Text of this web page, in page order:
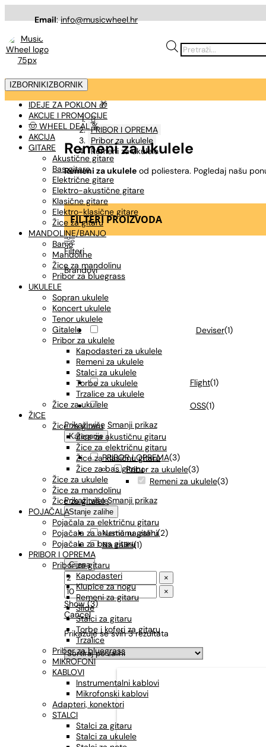
Email: info@musicwheel.hr
Products
search
IZBORNIK IZBORNIK
IDEJE ZA POKLON 🎁
AKCIJE I PROMOCIJE
🤠 WHEEL DEAL %
AKCIJA
GITARE
Akustične gitare
Bas gitare
Električne gitare
Elektro-akustične gitare
Klasične gitare
Elektro-klasične gitare
Žice za gitaru
MANDOLINE/BANJO
Banjo
Mandoline
Žice za mandolinu
Pribor za bluegrass
UKULELE
Sopran ukulele
Koncert ukulele
Tenor ukulele
Gitalele
Pribor za ukulele
Kapodasteri za ukulele
Remeni za ukulele
Stalci za ukulele
Torbe za ukulele
Trzalice za ukulele
Žice za ukulele
ŽICE
Žice za gitaru
Žice za akustičnu gitaru
Žice za električnu gitaru
Žice za klasičnu gitaru
Žice za bas gitaru
Žice za ukulele
Žice za mandolinu
Žice za gitalele
POJAČALA
Pojačala za električnu gitaru
Pojačala za akustičnu gitaru
Pojačala za bas gitaru
PRIBOR I OPREMA
Pribor za gitaru
Kapodasteri
Klupice za nogu
Remeni za gitaru
Slide
Stalci za gitaru
Torbe i koferi za gitaru
Trzalice
Pribor za bluegrass
MIKROFONI
KABLOVI
Instrumentalni kablovi
Mikrofonski kablovi
Adapteri, konektori
STALCI
Stalci za gitaru
Stalci za ukulele

PRIBOR I OPREMA
Pribor za ukulele
Remeni za ukulele
Remeni za ukulele
Remeni za ukuleleod poliestera. Pogledaj našu
FILTERI PROIZVODA
Filteri
Brandovi
Deviser(1)
Flight(1)
OSS(1)
Prikaži više Smanji prikaz
Kategorije
PRIBOR I OPREMA(3)
Pribor za ukulele(3)
Remeni za ukulele(3)
Prikaži više Smanji prikaz
Stanje zalihe
Nema na zalihi(2)
Na zalihi(1)
Cijena
×
×
Show(3)
Cancel
Prikazuje se svih 3 rezultata